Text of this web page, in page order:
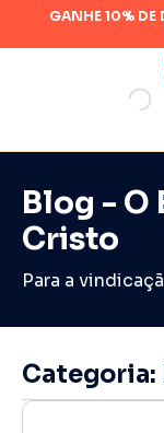
GANHE 10% DE
Blog - O
Cristo
Para a
Categoria: